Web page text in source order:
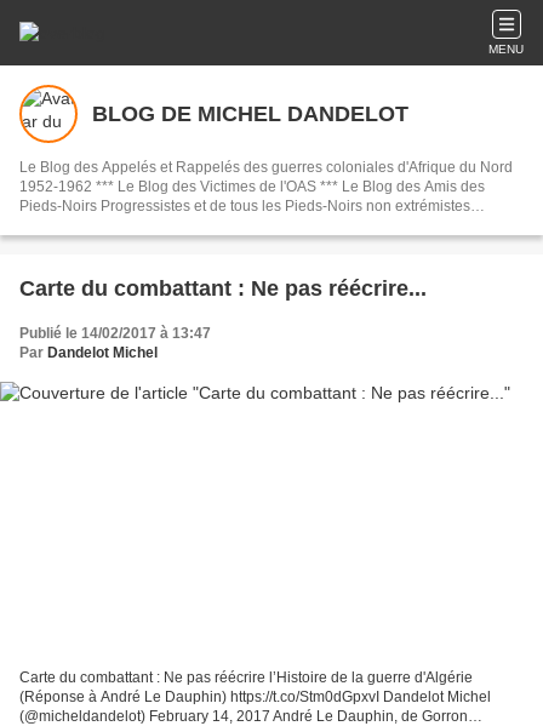
MENU
BLOG DE MICHEL DANDELOT
Le Blog des Appelés et Rappelés des guerres coloniales d'Afrique du Nord
1952-1962 *** Le Blog des Victimes de l'OAS *** Le Blog des Amis des
Pieds-Noirs Progressistes et de tous les Pieds-Noirs non extrémistes
Carte du combattant : Ne pas réécrire...
Publié le 14/02/2017 à 13:47
Par Dandelot Michel
Carte du combattant : Ne pas réécrire l’Histoire de la guerre d'Algérie
(Réponse à André Le Dauphin) https://t.co/Stm0dGpxvI Dandelot Michel
(@micheldandelot) February 14, 2017 André Le Dauphin, de Gorron